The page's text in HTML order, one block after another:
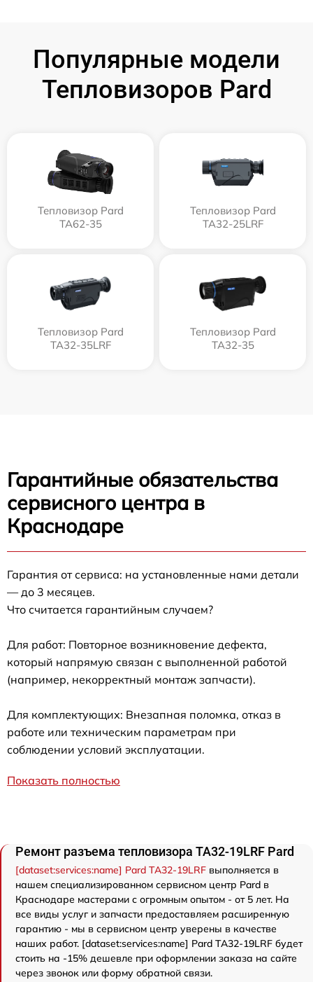
Популярные модели
Тепловизоров Pard
Тепловизор Pard
TA62-35
Тепловизор Pard
TA32-25LRF
Тепловизор Pard
TA32-35LRF
Тепловизор Pard
TA32-35
Гарантийные обязательства
сервисного центра в
Краснодаре
Гарантия от сервиса: на установленные нами детали
— до 3 месяцев.
Что считается гарантийным случаем?
Для работ: Повторное возникновение дефекта,
который напрямую связан с выполненной работой
(например, некорректный монтаж запчасти).
Для комплектующих: Внезапная поломка, отказ в
работе или техническим параметрам при
соблюдении условий эксплуатации.
Показать полностью
Ремонт разъема тепловизора TA32-19LRF Pard
[dataset:services:name] Pard TA32-19LRF выполняется в
нашем специализированном сервисном центр Pard в
Краснодаре мастерами с огромным опытом - от 5 лет. На
все виды услуг и запчасти предоставляем расширенную
гарантию - мы в сервисном центр уверены в качестве
наших работ. [dataset:services:name] Pard TA32-19LRF будет
стоить на -15% дешевле при оформлении заказа на сайте
через звонок или форму обратной связи.